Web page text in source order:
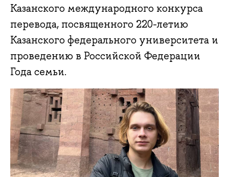
Казанского международного конкурса
перевода, посвященного 220-летию
Казанского федерального университета и
проведению в Российской Федерации
Года семьи.